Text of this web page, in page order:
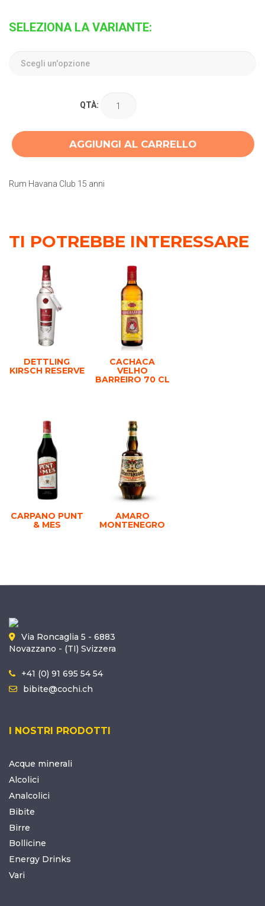
SELEZIONA LA VARIANTE:
QTÀ:
AGGIUNGI AL CARRELLO
Rum Havana Club 15 anni
TI POTREBBE INTERESSARE
DETTLING
KIRSCH RESERVE
CACHACA
VELHO
BARREIRO 70 CL
CARPANO PUNT
& MES
AMARO
MONTENEGRO
Via Roncaglia 5 - 6883
Novazzano - (TI) Svizzera
+41 (0) 91 695 54 54
bibite@cochi.ch
I NOSTRI PRODOTTI
Acque minerali
Alcolici
Analcolici
Bibite
Birre
Bollicine
Energy Drinks
Vari